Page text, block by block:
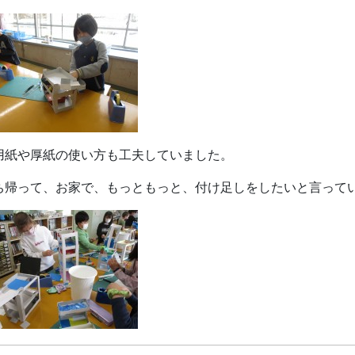
紙や厚紙の使い方も工夫していました。
帰って、お家で、もっともっと、付け足しをしたいと言って